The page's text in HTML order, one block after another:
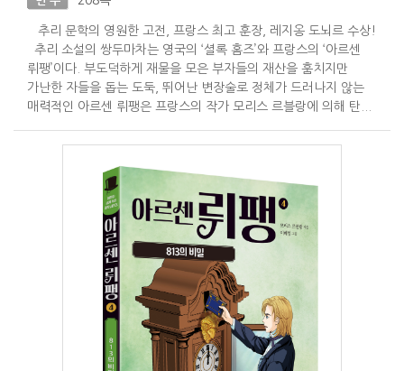
추리 문학의 영원한 고전, 프랑스 최고 훈장, 레지옹 도뇌르 수상!
추리 소설의 쌍두마차는 영국의 ‘셜록 홈즈’와 프랑스의 ‘아르센
뤼팽’이다. 부도덕하게 재물을 모은 부자들의 재산을 훔치지만
가난한 자들을 돕는 도둑, 뛰어난 변장술로 정체가 드러나지 않는
매력적인 아르센 뤼팽은 프랑스의 작가 모리스 르블랑에 의해 탄...